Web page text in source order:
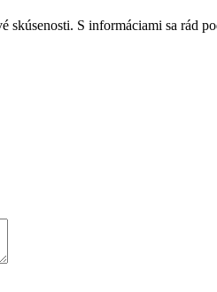
S informáciami sa rád